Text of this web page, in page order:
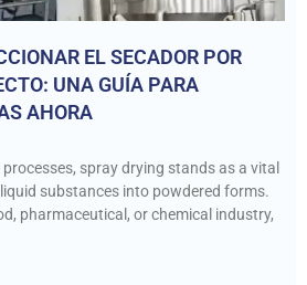
EL SECADOR POR
UNA GUÍA PARA
AHORA
spray drying stands as a vital
substances into powdered forms.
pharmaceutical, or chemical industry,